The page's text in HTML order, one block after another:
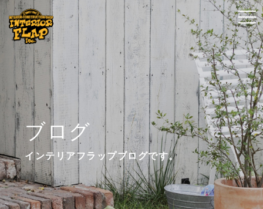
ブログ
インテリアフラップブログです。
t
o
g
g
l
e
n
a
v
i
g
a
t
o
g
g
l
e
n
a
v
i
g
a